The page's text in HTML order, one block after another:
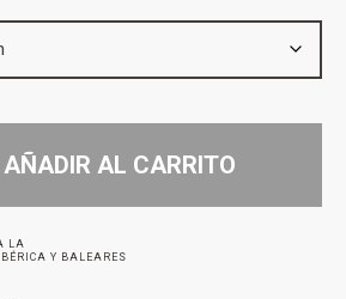
AÑADIR AL CARRITO
LA
Y BALEARES